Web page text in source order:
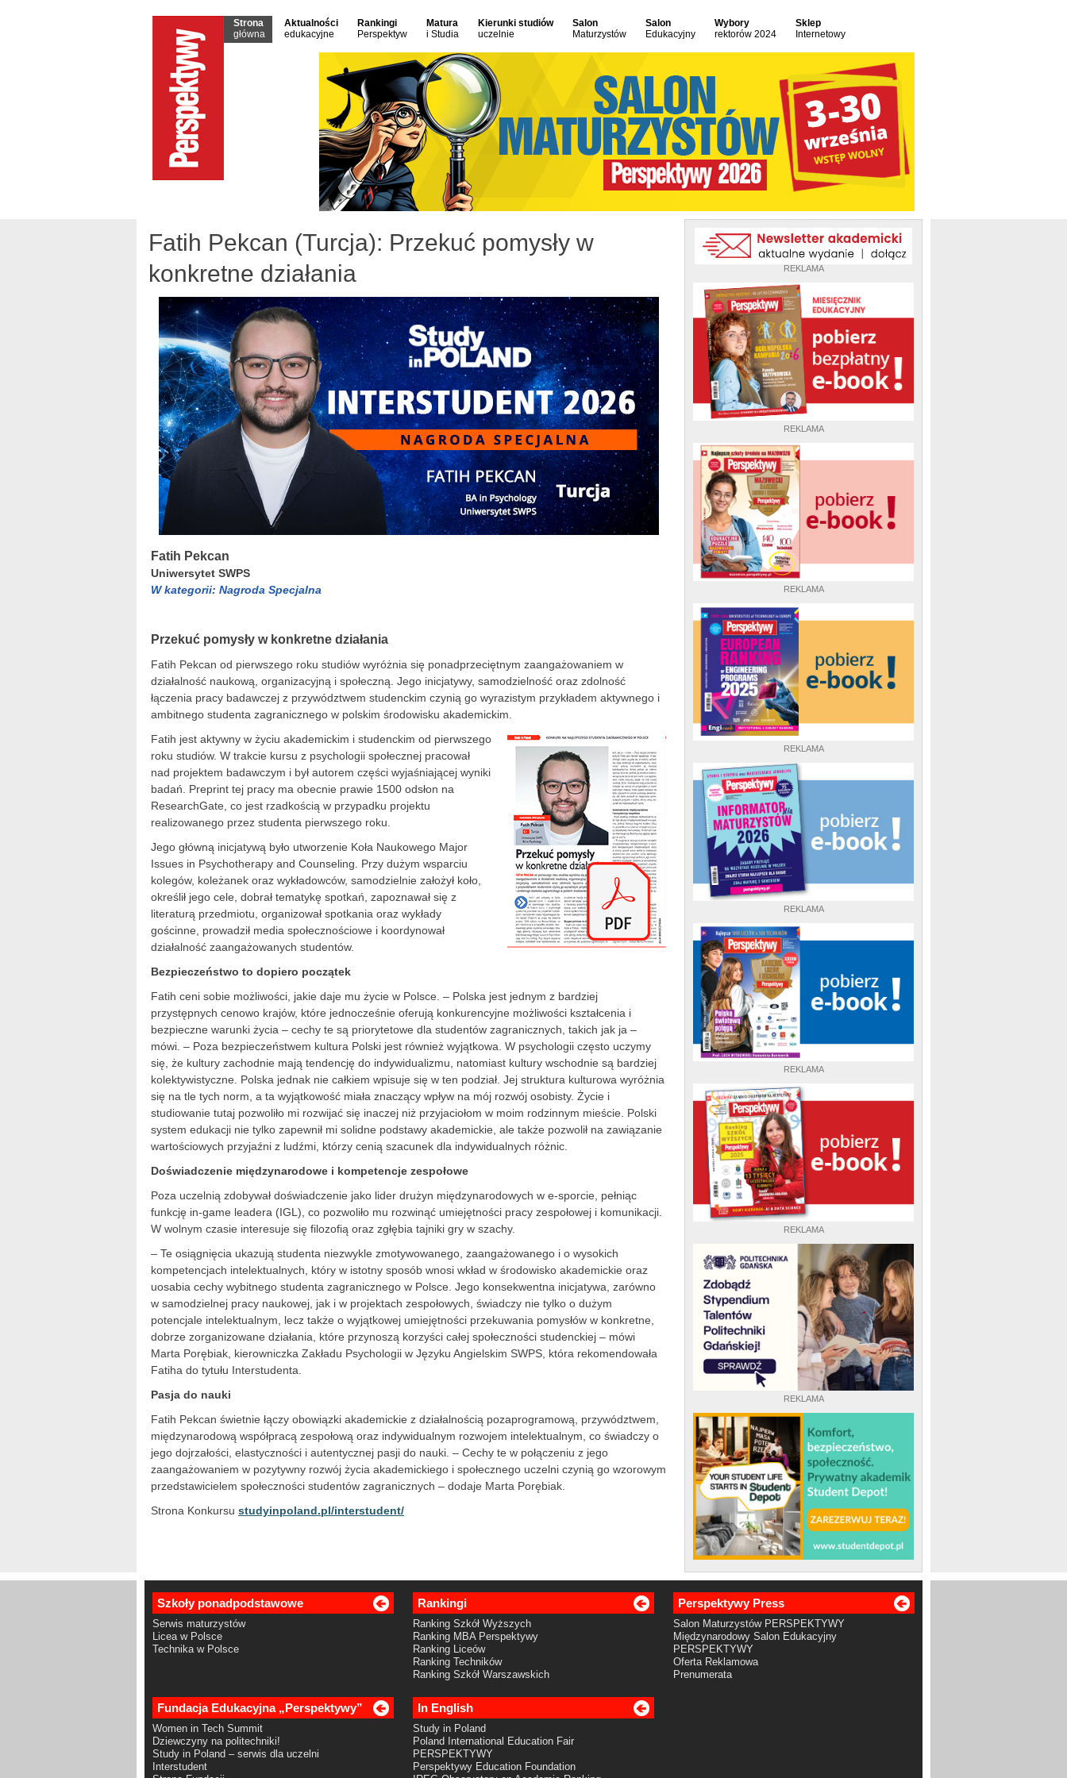
Strona
główna
Aktualności
edukacyjne
Rankingi
Perspektyw
Matura
i Studia
Kierunki studiów
uczelnie
Salon
Maturzystów
Salon
Edukacyjny
Wybory
rektorów 2024
Sklep
Internetowy
REKLAMA
REKLAMA
REKLAMA
REKLAMA
REKLAMA
REKLAMA
REKLAMA
REKLAMA
Fatih Pekcan (Turcja): Przekuć pomysły w
konkretne działania
Fatih Pekcan
Uniwersytet SWPS
W kategorii: Nagroda Specjalna
Przekuć pomysły w konkretne działania
Fatih Pekcan od pierwszego roku studiów wyróżnia się ponadprzeciętnym zaangażowaniem w
działalność naukową, organizacyjną i społeczną. Jego inicjatywy, samodzielność oraz zdolność
łączenia pracy badawczej z przywództwem studenckim czynią go wyrazistym przykładem aktywnego i
ambitnego studenta zagranicznego w polskim środowisku akademickim.
Fatih jest aktywny w życiu akademickim i studenckim od pierwszego
roku studiów. W trakcie kursu z psychologii społecznej pracował
nad projektem badawczym i był autorem części wyjaśniającej wyniki
badań. Preprint tej pracy ma obecnie prawie 1500 odsłon na
ResearchGate, co jest rzadkością w przypadku projektu
realizowanego przez studenta pierwszego roku.
Jego główną inicjatywą było utworzenie Koła Naukowego Major
Issues in Psychotherapy and Counseling. Przy dużym wsparciu
kolegów, koleżanek oraz wykładowców, samodzielnie założył koło,
określił jego cele, dobrał tematykę spotkań, zapoznawał się z
literaturą przedmiotu, organizował spotkania oraz wykłady
gościnne, prowadził media społecznościowe i koordynował
działalność zaangażowanych studentów.
Bezpieczeństwo to dopiero początek
Fatih ceni sobie możliwości, jakie daje mu życie w Polsce. – Polska jest jednym z bardziej
przystępnych cenowo krajów, które jednocześnie oferują konkurencyjne możliwości kształcenia i
bezpieczne warunki życia – cechy te są priorytetowe dla studentów zagranicznych, takich jak ja –
mówi. – Poza bezpieczeństwem kultura Polski jest również wyjątkowa. W psychologii często uczymy
się, że kultury zachodnie mają tendencję do indywidualizmu, natomiast kultury wschodnie są bardziej
kolektywistyczne. Polska jednak nie całkiem wpisuje się w ten podział. Jej struktura kulturowa wyróżnia
się na tle tych norm, a ta wyjątkowość miała znaczący wpływ na mój rozwój osobisty. Życie i
studiowanie tutaj pozwoliło mi rozwijać się inaczej niż przyjaciołom w moim rodzinnym mieście. Polski
system edukacji nie tylko zapewnił mi solidne podstawy akademickie, ale także pozwolił na zawiązanie
wartościowych przyjaźni z ludźmi, którzy cenią szacunek dla indywidualnych różnic.
Doświadczenie międzynarodowe i kompetencje zespołowe
Poza uczelnią zdobywał doświadczenie jako lider drużyn międzynarodowych w e-sporcie, pełniąc
funkcję in-game leadera (IGL), co pozwoliło mu rozwinąć umiejętności pracy zespołowej i komunikacji.
W wolnym czasie interesuje się filozofią oraz zgłębia tajniki gry w szachy.
– Te osiągnięcia ukazują studenta niezwykle zmotywowanego, zaangażowanego i o wysokich
kompetencjach intelektualnych, który w istotny sposób wnosi wkład w środowisko akademickie oraz
uosabia cechy wybitnego studenta zagranicznego w Polsce. Jego konsekwentna inicjatywa, zarówno
w samodzielnej pracy naukowej, jak i w projektach zespołowych, świadczy nie tylko o dużym
potencjale intelektualnym, lecz także o wyjątkowej umiejętności przekuwania pomysłów w konkretne,
dobrze zorganizowane działania, które przynoszą korzyści całej społeczności studenckiej – mówi
Marta Porębiak, kierowniczka Zakładu Psychologii w Języku Angielskim SWPS, która rekomendowała
Fatiha do tytułu Interstudenta.
Pasja do nauki
Fatih Pekcan świetnie łączy obowiązki akademickie z działalnością pozaprogramową, przywództwem,
międzynarodową współpracą zespołową oraz indywidualnym rozwojem intelektualnym, co świadczy o
jego dojrzałości, elastyczności i autentycznej pasji do nauki. – Cechy te w połączeniu z jego
zaangażowaniem w pozytywny rozwój życia akademickiego i społecznego uczelni czynią go wzorowym
przedstawicielem społeczności studentów zagranicznych – dodaje Marta Porębiak.
Strona Konkursu studyinpoland.pl/interstudent/
Szkoły ponadpodstawowe
Serwis maturzystów
Licea w Polsce
Technika w Polsce
Rankingi
Ranking Szkół Wyższych
Ranking MBA Perspektywy
Ranking Liceów
Ranking Techników
Ranking Szkół Warszawskich
Perspektywy Press
Salon Maturzystów PERSPEKTYWY
Międzynarodowy Salon Edukacyjny
PERSPEKTYWY
Oferta Reklamowa
Prenumerata
Fundacja Edukacyjna „Perspektywy”
Women in Tech Summit
Dziewczyny na politechniki!
Study in Poland – serwis dla uczelni
Interstudent
In English
Study in Poland
Poland International Education Fair
PERSPEKTYWY
Perspektywy Education Foundation